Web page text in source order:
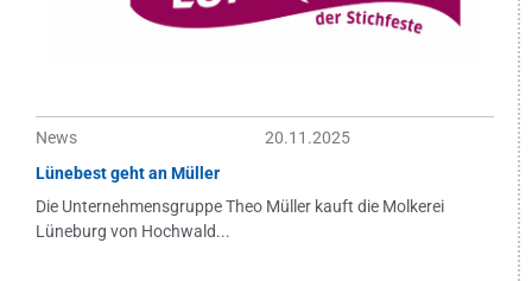
News
20.11.2025
Lünebest geht an Müller
Die Unternehmensgruppe Theo Müller kauft die Molkerei
Lüneburg von Hochwald...